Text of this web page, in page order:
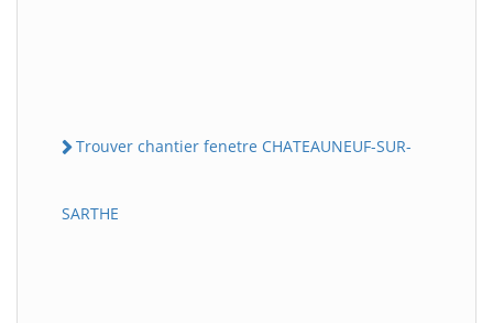
Trouver chantier fenetre CHATEAUNEUF-SUR-
SARTHE